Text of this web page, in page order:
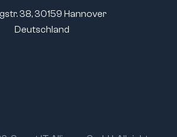
38, 30159 Hannover
Deutschland